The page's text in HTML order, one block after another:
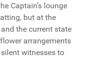
Captain’s lounge
but at the
the current state
arrangements
witnesses to